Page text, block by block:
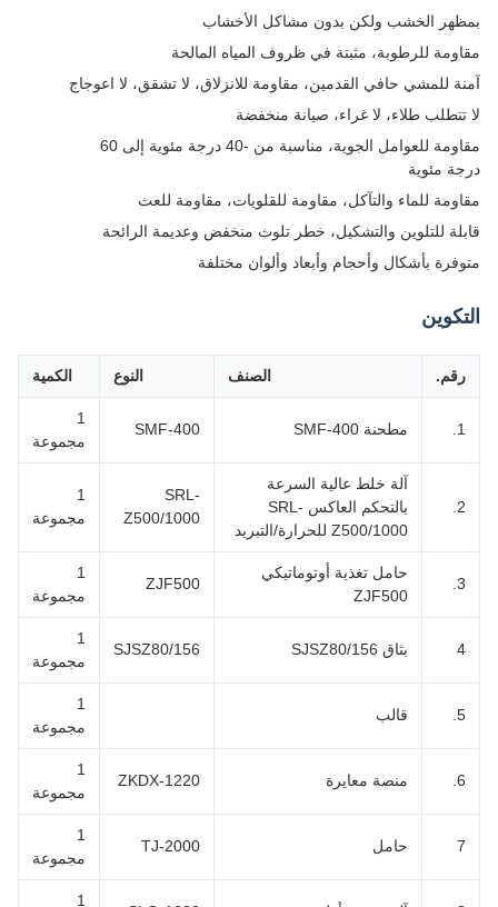
الخشب ولكن بدون مشاكل الأخشاب
للرطوبة، مثبتة في ظروف المياه المالحة
للمشي حافي القدمين، مقاومة للانزلاق، لا تشقق، لا اعوجاج
طلاء، لا غراء، صيانة منخفضة
مقاومة للعوامل الجوية، مناسبة من -40 درجة مئوية إلى 60
مئوية
للماء والتآكل، مقاومة للقلويات، مقاومة للعث
للتلوين والتشكيل، خطر تلوث منخفض وعديمة الرائحة
بأشكال وأحجام وأبعاد وألوان مختلفة
الصنف
مطحنة SMF-400 SMF-400
مجموعة
آلة خلط عالية السرعة
بالتحكم العاكس SRL-
Z500/1000 للحرارة/التبريد
Z500/1000
مجموعة
حامل تغذية أوتوماتيكي
ZJF500
ZJF500
مجموعة
SJSZ80/156
مجموعة
مجموعة
منصة معايرة ZKDX-1220
مجموعة
TJ-2000
مجموعة